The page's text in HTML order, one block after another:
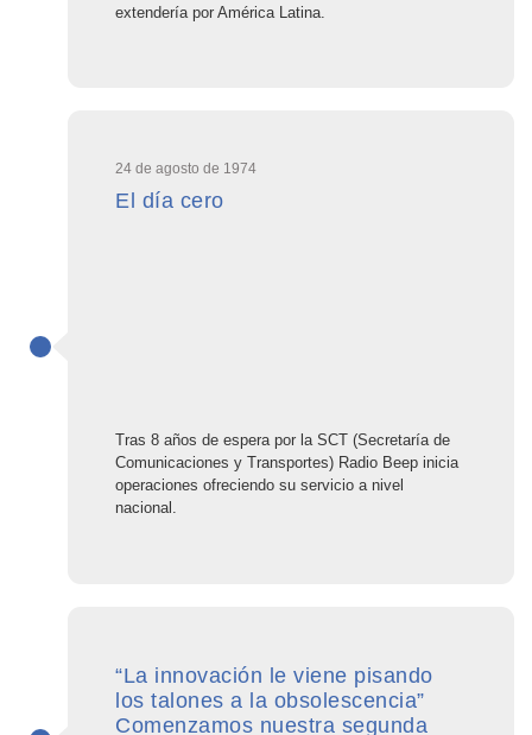
extendería por América Latina.
24 de agosto de 1974
El día cero
Tras 8 años de espera por la SCT (Secretaría de
Comunicaciones y Transportes) Radio Beep inicia
operaciones ofreciendo su servicio a nivel
nacional.
“La innovación le viene pisando
los talones a la obsolescencia”
Comenzamos nuestra segunda